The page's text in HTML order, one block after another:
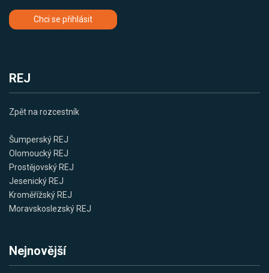
Chci se přihlásit
REJ
Zpět na rozcestník
Šumperský REJ
Olomoucký REJ
Prostějovský REJ
Jesenický REJ
Kroměřížský REJ
Moravskoslezský REJ
Nejnovější